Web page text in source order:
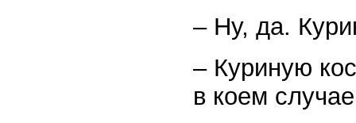
– Ну, да.
– Куриную
в коем